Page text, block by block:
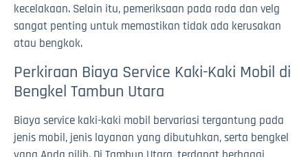
kecelakaan. Selain itu, pemeriksaan pada roda dan velg
sangat penting untuk memastikan tidak ada kerusakan
atau bengkok.
Perkiraan Biaya Service Kaki-Kaki Mobil di
Bengkel Tambun Utara
Biaya service kaki-kaki mobil bervariasi tergantung pada
jenis mobil, jenis layanan yang dibutuhkan, serta bengkel